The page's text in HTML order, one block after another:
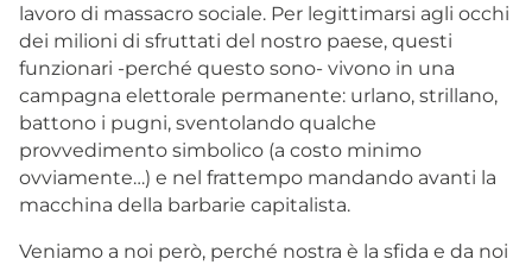
lavoro di massacro sociale. Per legittimarsi agli occhi
dei milioni di sfruttati del nostro paese, questi
funzionari -perché questo sono- vivono in una
campagna elettorale permanente: urlano, strillano,
battono i pugni, sventolando qualche
provvedimento simbolico (a costo minimo
ovviamente…) e nel frattempo mandando avanti la
macchina della barbarie capitalista.
Veniamo a noi però, perché nostra è la sfida e da noi